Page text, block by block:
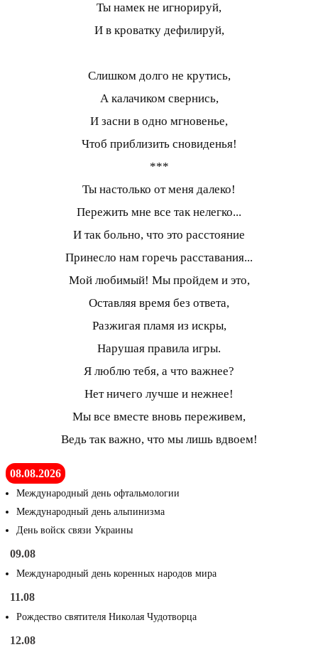
Ты намек не игнорируй,
И в кроватку дефилируй,
Слишком долго не крутись,
А калачиком свернись,
И засни в одно мгновенье,
Чтоб приблизить сновиденья!
***
Ты настолько от меня далеко!
Пережить мне все так нелегко...
И так больно, что это расстояние
Принесло нам горечь расставания...
Мой любимый! Мы пройдем и это,
Оставляя время без ответа,
Разжигая пламя из искры,
Нарушая правила игры.
Я люблю тебя, а что важнее?
Нет ничего лучше и нежнее!
Мы все вместе вновь переживем,
Ведь так важно, что мы лишь вдвоем!
08.08.2026
Международный день офтальмологии
Международный день альпинизма
День войск связи Украины
09.08
Международный день коренных народов мира
11.08
Рождество святителя Николая Чудотворца
12.08